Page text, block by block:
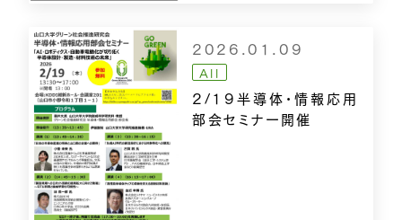
2026.01.09
All
2/19半導体・情報応用
部会セミナー開催